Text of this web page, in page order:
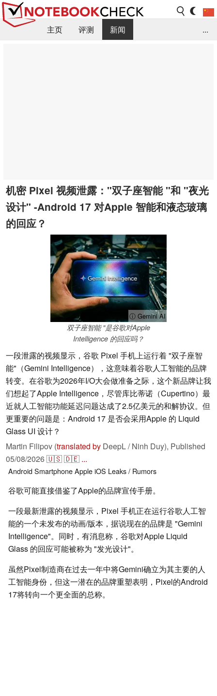
主页 评测
新闻
...
机密 Pixel 视频泄露："双子座智能 "和 "夜光
设计" -Android 17 对Apple 智能和液态玻璃
的回应？
ⓘ Gemini AI
双子座智能 "是谷歌对Apple
Intelligence 的回应吗？
一段泄露的视频显示，谷歌 Pixel 手机上运行着 "双子座智
能"（Gemini Intelligence），这意味着谷歌人工智能的品牌
转变。在谷歌为2026年I/O大会做准备之际，这个新品牌让我
们想起了Apple Intelligence，尽管库比蒂诺（Cupertino）最
近就人工智能功能延迟问题达成了2.5亿美元的和解协议。但
更重要的问题是：Android 17 是否会采用Apple 的 Liquid
Glass UI 设计？
Martin Filipov (translated by DeepL / Ninh Duy), Published
05/08/2026🇺🇸🇩🇪 ...
AndroidSmartphoneAppleiOS Leaks / Rumors
谷歌可能直接借鉴了Apple的品牌宣传手册。
一段最新泄露的视频显示，Pixel 手机正在运行谷歌人工智
能的一个未发布的动画/版本，据说现在的品牌是 "Gemini
Intelligence"。同时，有消息称，谷歌对Apple Liquid
Glass 的回应可能被称为 "发光设计"。
虽然Pixel制造商在过去一年中将Gemini确立为其主要的人
工智能身份，但这一潜在的品牌重塑表明，Pixel的Android
17将转向一个更全面的总称。